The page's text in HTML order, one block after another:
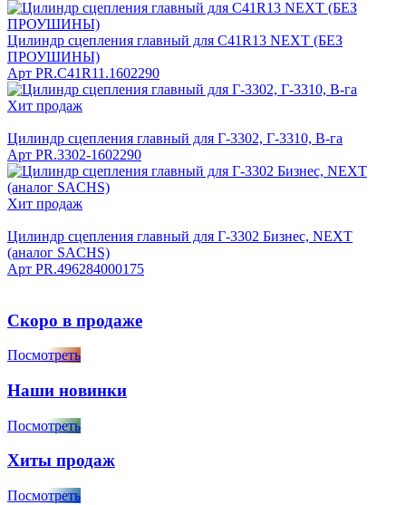
Цилиндр сцепления главный для C41R13 NEXT (БЕЗ
ПРОУШИНЫ)
Арт PR.C41R11.1602290
Хит продаж
Цилиндр сцепления главный для Г-3302, Г-3310, В-га
Арт PR.3302-1602290
Хит продаж
Цилиндр сцепления главный для Г-3302 Бизнес, NEXT
(аналог SACHS)
Арт PR.496284000175
Скоро в продаже
Посмотреть
Наши новинки
Посмотреть
Хиты продаж
Посмотреть